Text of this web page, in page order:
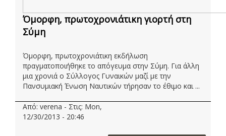
Όμορφη, πρωτοχρονιάτικη γιορτή στη
Σύμη
Όμορφη, πρωτοχρονιάτικη εκδήλωση
πραγματοποιήθηκε το απόγευμα στην Σύμη. Για άλλη
μια χρονιά ο Σύλλογος Γυναικών μαζί με την
Πανσυμιακή Ένωση Ναυτικών τήρησαν το έθιμο και ...
Από: verena - Στις: Mon,
12/30/2013 - 20:46